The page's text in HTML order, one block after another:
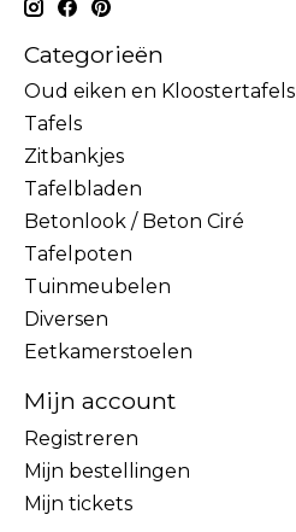
Categorieën
Oud eiken en Kloostertafels
Tafels
Zitbankjes
Tafelbladen
Betonlook / Beton Ciré
Tafelpoten
Tuinmeubelen
Diversen
Eetkamerstoelen
Mijn account
Registreren
Mijn bestellingen
Mijn tickets